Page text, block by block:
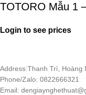
TOTORO Mẫu 1
Login to see prices
Address:Thanh Trì, Hoàng
Phone/Zalo: 0822666321
Email: